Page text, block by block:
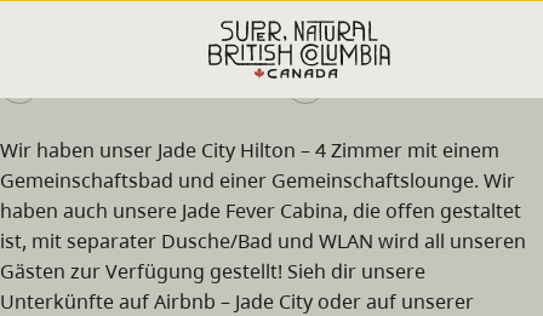
(250) 239-5233
Wir haben unser Jade City Hilton – 4 Zimmer mit einem
Gemeinschaftsbad und einer Gemeinschaftslounge. Wir
haben auch unsere Jade Fever Cabina, die offen gestaltet
ist, mit separater Dusche/Bad und WLAN wird all unseren
Gästen zur Verfügung gestellt! Sieh dir unsere
Unterkünfte auf Airbnb – Jade City oder auf unserer